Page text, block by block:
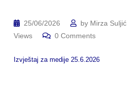
25/06/2026 by Mirza Suljić
Views
0 Comments
Izvještaj za medije 25.6.2026